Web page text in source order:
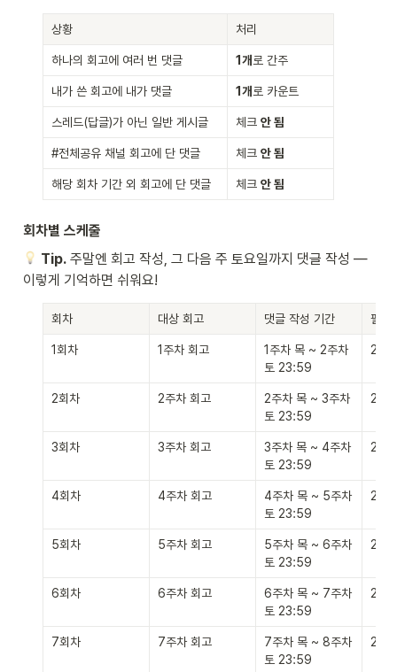
상황 처리
하나의 회고에 여러 번 댓글 1개 로 간주
내가 쓴 회고에 내가 댓글 1개 로 카운트
스레드(답글)가 아닌 일반 게시글 체크 안 됨
#전체공유 채널 회고에 단 댓글 체크 안 됨
해당 회차 기간 외 회고에 단 댓글 체크 안 됨
회차별 스케줄
Tip. 주말엔 회고 작성, 그 다음 주 토요일까지 댓글 작성 —
이렇게 기억하면 쉬워요!
회차 대상 회고 댓글 작성 기간 필요
1회차 1주차 회고
1주차 목 ~ 2주차
토 23:59
2개
2회차 2주차 회고
2주차 목 ~ 3주차
토 23:59
2개
3회차 3주차 회고
3주차 목 ~ 4주차
토 23:59
2개
4회차 4주차 회고
4주차 목 ~ 5주차
토 23:59
2개
5회차 5주차 회고
5주차 목 ~ 6주차
토 23:59
2개
6회차 6주차 회고
6주차 목 ~ 7주차
토 23:59
2개
7회차 7주차 회고
7주차 목 ~ 8주차
토 23:59
2개